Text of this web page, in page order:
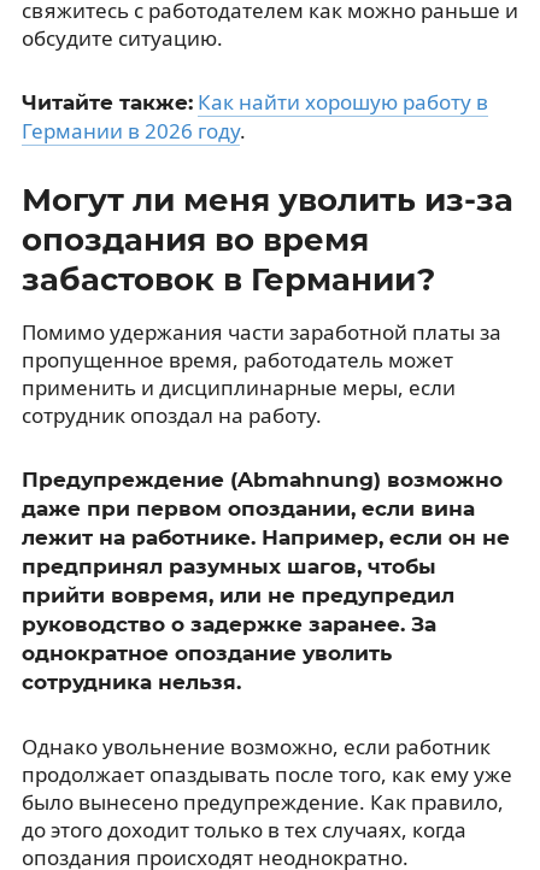
свяжитесь с работодателем как можно раньше и
обсудите ситуацию.
Читайте также: Как найти хорошую работу в
Германии в 2026 году.
Могут ли меня уволить из-за
опоздания во время
забастовок в Германии?
Помимо удержания части заработной платы за
пропущенное время, работодатель может
применить и дисциплинарные меры, если
сотрудник опоздал на работу.
Предупреждение (Abmahnung) возможно
даже при первом опоздании, если вина
лежит на работнике. Например, если он не
предпринял разумных шагов, чтобы
прийти вовремя, или не предупредил
руководство о задержке заранее. За
однократное опоздание уволить
сотрудника нельзя.
Однако увольнение возможно, если работник
продолжает опаздывать после того, как ему уже
было вынесено предупреждение. Как правило,
до этого доходит только в тех случаях, когда
опоздания происходят неоднократно.